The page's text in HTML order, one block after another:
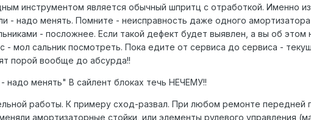
инструментом является обычный шпритц с отработкой. Именно
- надо менять. Помните - неисправность даже одного
- посложнее. Если такой дефект будет выявлен, а вы об этом
- мол сальник посмотреть. Пока едите от сервиса до сервиса -
порой вообще до абсурда!!
надо менять" В сайлент блоках течь НЕЧЕМУ!!
работы. К примеру сход-развал. При любом ремонте передней
амортизаторные стойки, или элементы рулевого управления